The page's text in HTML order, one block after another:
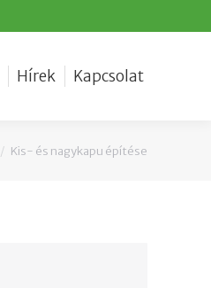
Hírek Kapcsolat
Kis- és nagykapu építése